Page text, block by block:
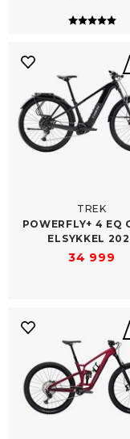
5.0 av
TREK
POWERFLY+ 4 EQ
ELSYKKEL
34 999